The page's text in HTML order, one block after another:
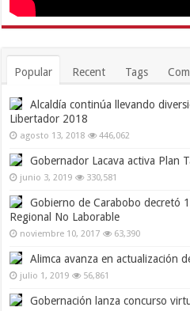
Popular Recent Tags
Alcaldía continúa llevando
Libertador 2018
agosto 13, 2018 446,062
Gobernador Lacava activa Plan
junio 3, 2019 330,581
Gobierno de Carabobo decretó
Regional No Laborable
noviembre 10, 2017 63,390
Alimca avanza en actualización
julio 1, 2019 56,861
Gobernación lanza concurso